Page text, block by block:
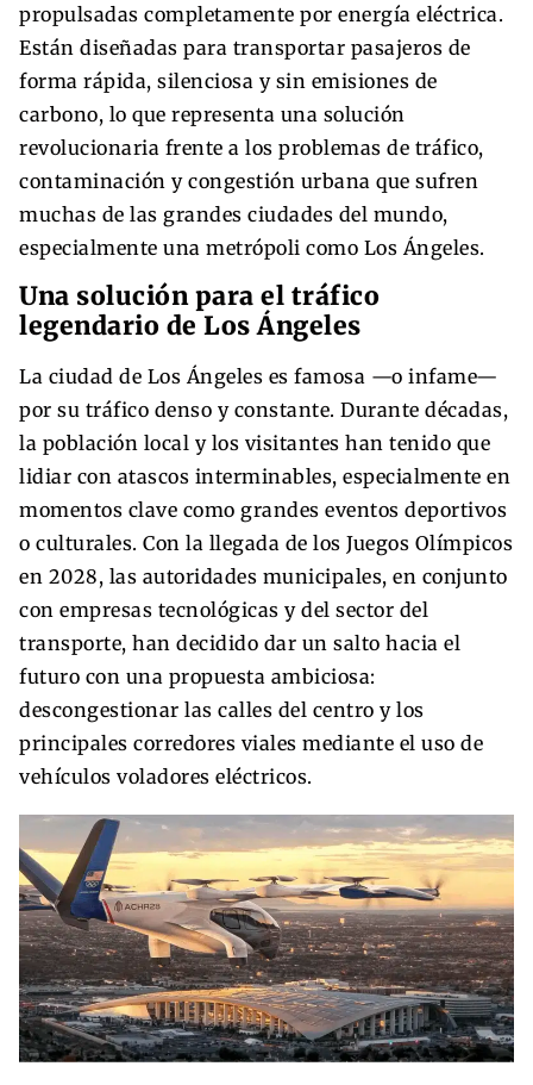
propulsadas completamente por energía eléctrica.
Están diseñadas para transportar pasajeros de
forma rápida, silenciosa y sin emisiones de
carbono, lo que representa una solución
revolucionaria frente a los problemas de tráfico,
contaminación y congestión urbana que sufren
muchas de las grandes ciudades del mundo,
especialmente una metrópoli como Los Ángeles.
Una solución para el tráfico
legendario de Los Ángeles
La ciudad de Los Ángeles es famosa —o infame—
por su tráfico denso y constante. Durante décadas,
la población local y los visitantes han tenido que
lidiar con atascos interminables, especialmente en
momentos clave como grandes eventos deportivos
o culturales. Con la llegada de los Juegos Olímpicos
en 2028, las autoridades municipales, en conjunto
con empresas tecnológicas y del sector del
transporte, han decidido dar un salto hacia el
futuro con una propuesta ambiciosa:
descongestionar las calles del centro y los
principales corredores viales mediante el uso de
vehículos voladores eléctricos.